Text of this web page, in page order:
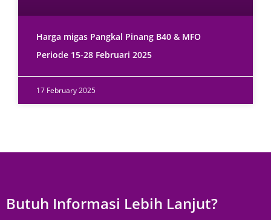
Harga migas Pangkal Pinang B40 & MFO
Periode 15-28 Februari 2025
17 February 2025
Butuh Informasi Lebih Lanjut?